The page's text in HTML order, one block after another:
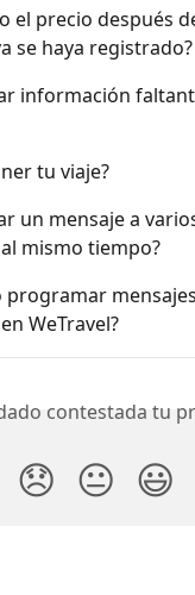
el precio después
se haya registrado?
información
tu viaje?
un mensaje a
mismo tiempo?
programar
WeTravel?
contestada tu
😞 😐 😃